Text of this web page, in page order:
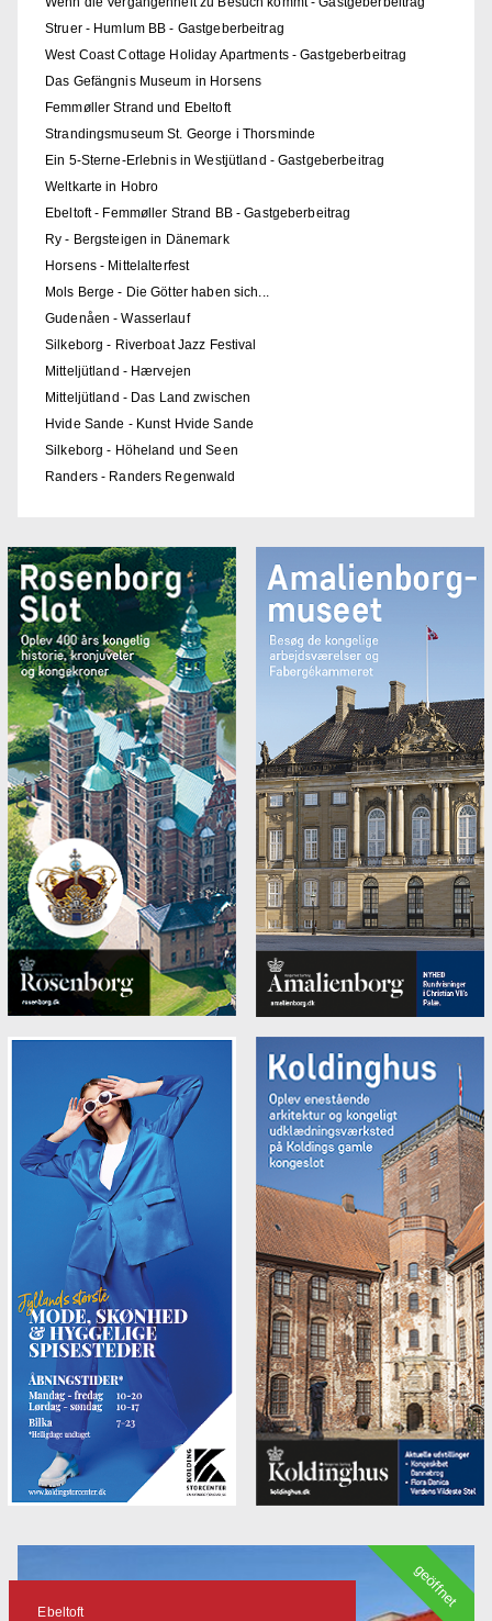
Struer - Humlum BB - Gastgeberbeitrag
West Coast Cottage Holiday Apartments - Gastgeberbeitrag
Das Gefängnis Museum in Horsens
Femmøller Strand und Ebeltoft
Strandingsmuseum St. George i Thorsminde
Ein 5-Sterne-Erlebnis in Westjütland - Gastgeberbeitrag
Weltkarte in Hobro
Ebeltoft - Femmøller Strand BB - Gastgeberbeitrag
Ry - Bergsteigen in Dänemark
Horsens - Mittelalterfest
Mols Berge - Die Götter haben sich...
Gudenåen - Wasserlauf
Silkeborg - Riverboat Jazz Festival
Mitteljütland - Hærvejen
Mitteljütland - Das Land zwischen
Hvide Sande - Kunst Hvide Sande
Silkeborg - Höheland und Seen
Randers - Randers Regenwald
Ebeltoft
geöffnet